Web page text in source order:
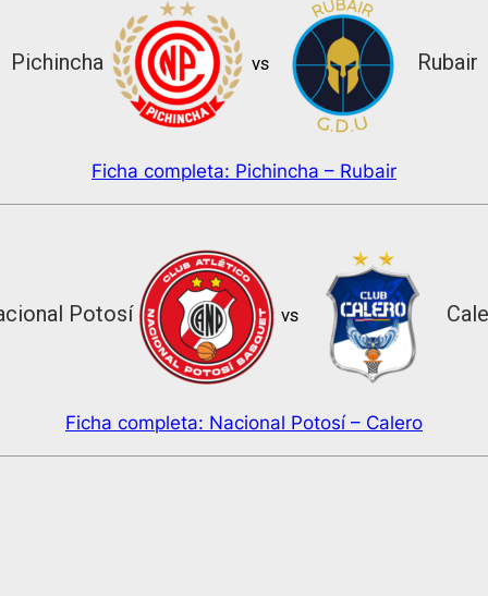
Pichincha vs Rubair
Ficha completa: Pichincha – Rubair
Potosí vs
Ficha completa: Nacional Potosí – Calero